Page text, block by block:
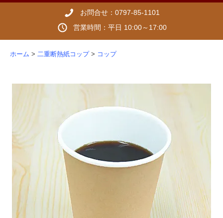
お問合せ：0797-85-1101
営業時間：平日 10:00～17:00
ホーム > 二重断熱紙コップ > コップ